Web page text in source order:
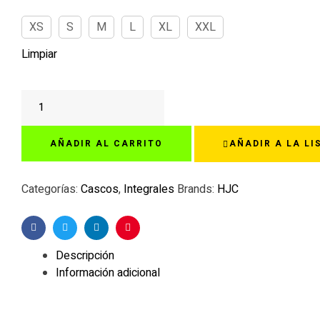
XS S M L XL
XXL
Limpiar
HJC
C70N
MC21
cantidad
AÑADIR AL CARRITO AÑADIR A LA
Categorías: Cascos, Integrales Brands: HJC
FacebookTwitterLinkedinPinterest
Descripción
Información adicional